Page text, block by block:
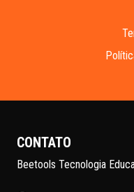
CONTATO
Beetools Tecnologia